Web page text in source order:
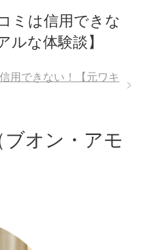
ミは信用できな
ルな体験談】
用できない！【元ワキ
ブオン・アモ